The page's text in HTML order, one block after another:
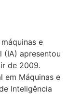
e
(IA) apresentou
de 2009.
em Máquinas e
Inteligência